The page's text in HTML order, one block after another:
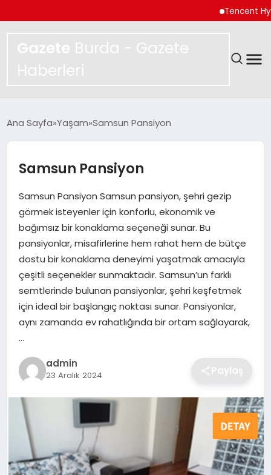
Tencent Hy3
Gazete Burda - Gazete
Haberleri
SPOR
MAGAZIN
YAŞAM
EKONOMI
TEKNOLOJI
SAĞLIK
DÜNYA
SIYASET
Ana Sayfa Yaşam Samsun Pansiyon
Samsun Pansiyon
Samsun Pansiyon Samsun pansiyon, şehri gezip
görmek isteyenler için konforlu, ekonomik ve
bağımsız bir konaklama seçeneği sunar. Bu
pansiyonlar, misafirlerine hem rahat hem de bütçe
dostu bir konaklama deneyimi yaşatmak amacıyla
çeşitli seçenekler sunmaktadır. Samsun’un farklı
semtlerinde bulunan pansiyonlar, şehri keşfetmek
için ideal bir başlangıç noktası sunar. Pansiyonlar,
aynı zamanda ev rahatlığında bir ortam sağlayarak,
…
admin
23 Aralık 2024 Paylaş